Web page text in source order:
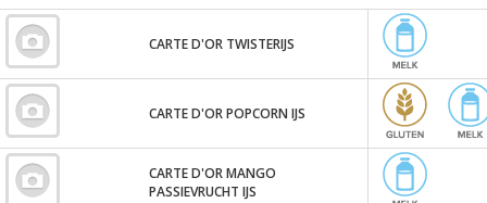
CARTE D'OR TWISTERIJS
CARTE D'OR POPCORN IJS
CARTE D'OR MANGO
PASSIEVRUCHT IJS